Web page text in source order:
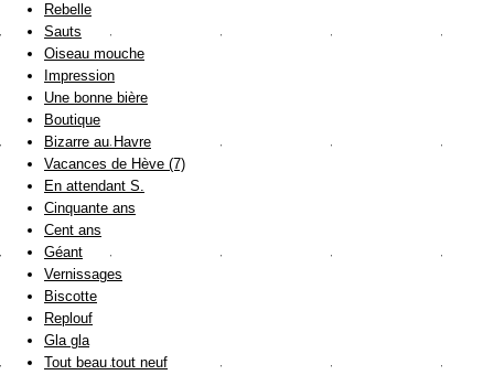
Rebelle
Sauts
Oiseau mouche
Impression
Une bonne bière
Boutique
Bizarre au Havre
Vacances de Hève (7)
En attendant S.
Cinquante ans
Cent ans
Géant
Vernissages
Biscotte
Replouf
Gla gla
Tout beau tout neuf